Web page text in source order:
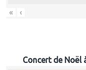
« ‹
Concert de Noël